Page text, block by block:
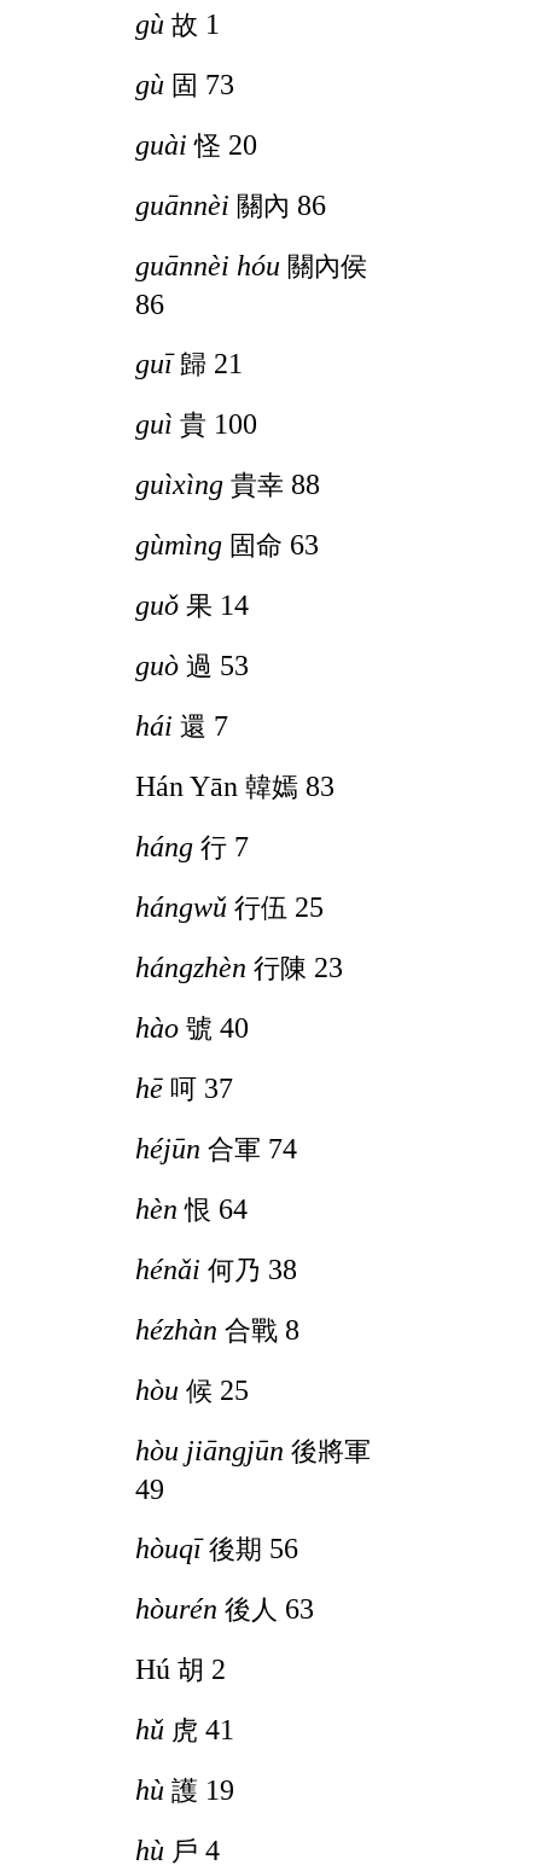
gù 故 1
gù 固 73
guài怪 20
guānnèi 關內 86
guānnèi hóu 關內侯
86
guī 歸 21
guì 貴 100
guìxìng 貴幸 88
gùmìng 固命 63
guǒ 果 14
guò 過 53
hái 還 7
Hán Yān 韓嫣 83
háng 行 7
hángwǔ 行伍 25
hángzhèn 行陳 23
hào 號 40
hē 呵 37
héjūn 合軍 74
hèn恨 64
hénǎi 何乃 38
hézhàn 合戰 8
hòu 候 25
hòu jiāngjūn 後將軍
49
hòuqī後期 56
hòurén 後人 63
Hú 胡 2
hǔ 虎 41
hù 護 19
hù 戶 4